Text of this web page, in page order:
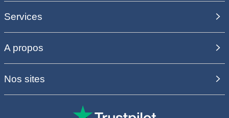
Services
A propos
Nos sites